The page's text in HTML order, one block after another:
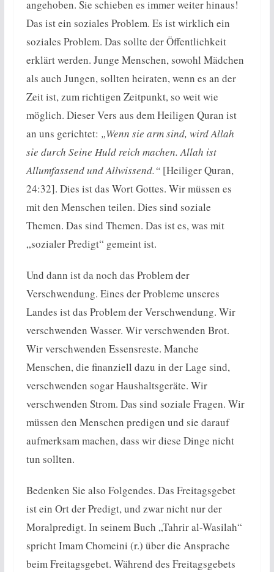
angehoben. Sie schieben es immer weiter hinaus!
Das ist ein soziales Problem. Es ist wirklich ein
soziales Problem. Das sollte der Öffentlichkeit
erklärt werden. Junge Menschen, sowohl Mädchen
als auch Jungen, sollten heiraten, wenn es an der
Zeit ist, zum richtigen Zeitpunkt, so weit wie
möglich. Dieser Vers aus dem Heiligen Quran ist
an uns gerichtet: „Wenn sie arm sind, wird Allah
sie durch Seine Huld reich machen. Allah ist
Allumfassend und Allwissend.“ [Heiliger Quran,
24:32]. Dies ist das Wort Gottes. Wir müssen es
mit den Menschen teilen. Dies sind soziale
Themen. Das sind Themen. Das ist es, was mit
„sozialer Predigt“ gemeint ist.
Und dann ist da noch das Problem der
Verschwendung. Eines der Probleme unseres
Landes ist das Problem der Verschwendung. Wir
verschwenden Wasser. Wir verschwenden Brot.
Wir verschwenden Essensreste. Manche
Menschen, die finanziell dazu in der Lage sind,
verschwenden sogar Haushaltsgeräte. Wir
verschwenden Strom. Das sind soziale Fragen. Wir
müssen den Menschen predigen und sie darauf
aufmerksam machen, dass wir diese Dinge nicht
tun sollten.
Bedenken Sie also Folgendes. Das Freitagsgebet
ist ein Ort der Predigt, und zwar nicht nur der
Moralpredigt. In seinem Buch „Tahrir al-Wasilah“
spricht Imam Chomeini (r.) über die Ansprache
beim Freitagsgebet. Während des Freitagsgebets